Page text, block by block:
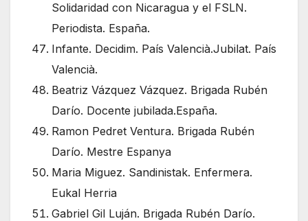
Solidaridad con Nicaragua y el FSLN.
Periodista. España.
Infante. Decidim. País Valencià.Jubilat. País
Valencià.
Beatriz Vázquez Vázquez. Brigada Rubén
Darío. Docente jubilada.España.
Ramon Pedret Ventura. Brigada Rubén
Darío. Mestre Espanya
Maria Miguez. Sandinistak. Enfermera.
Eukal Herria
Gabriel Gil Luján. Brigada Rubén Darío.